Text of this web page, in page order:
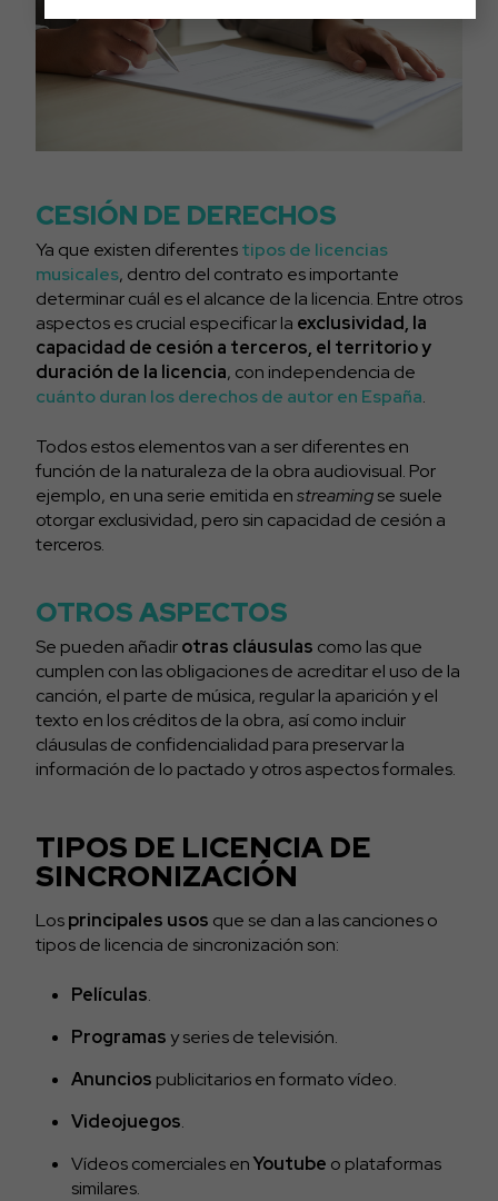
CESIÓN DE DERECHOS
Ya que existen diferentestipos de licencias
musicales, dentro del contrato es importante
determinar cuál es el alcance de la licencia. Entre otros
aspectos es crucial especificar la exclusividad, la
capacidad de cesión a terceros, el territorio y
duración de la licencia, con independencia de
cuánto duran los derechos de autor en España.
Todos estos elementos van a ser diferentes en
función de la naturaleza de la obra audiovisual. Por
ejemplo, en una serie emitida enstreamingse suele
otorgar exclusividad, pero sin capacidad de cesión a
terceros.
OTROS ASPECTOS
Se pueden añadirotras cláusulas como las que
cumplen con las obligaciones de acreditar el uso de la
canción, el parte de música, regular la aparición y el
texto en los créditos de la obra, así como incluir
cláusulas de confidencialidad para preservar la
información de lo pactado y otros aspectos formales.
TIPOS DE LICENCIA DE
SINCRONIZACIÓN
Losprincipales usos que se dan a las canciones o
tipos de licencia de sincronización son:
Películas.
Programasy series de televisión.
Anuncios publicitarios en formato vídeo.
Videojuegos.
Vídeos comerciales enYoutube o plataformas
similares.